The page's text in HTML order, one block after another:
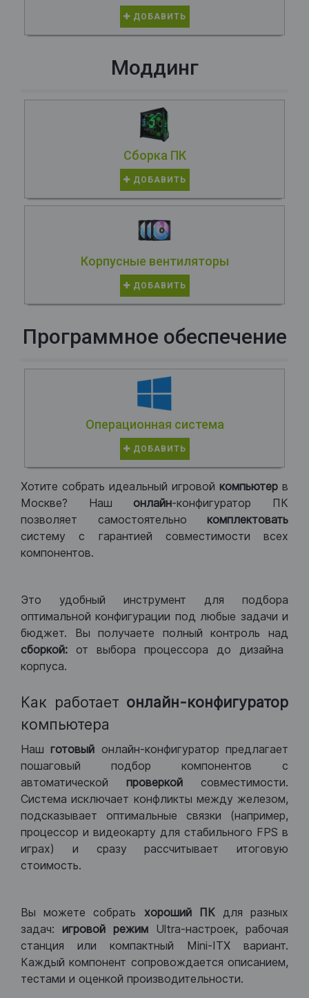
ДОБАВИТЬ
Моддинг
Сборка ПК
ДОБАВИТЬ
Корпусные вентиляторы
ДОБАВИТЬ
Программное обеспечение
Операционная система
ДОБАВИТЬ
Хотите собрать идеальный игровой компьютер в
Москве? Нашонлайн-конфигуратор ПК
позволяет самостоятельно комплектовать
систему с гарантией совместимости всех
компонентов.
Это удобный инструмент для подбора
оптимальной конфигурации под любые задачи и
бюджет. Вы получаете полный контроль над
сборкой: от выбора процессора до дизайна
корпуса.
Как работает онлайн-конфигуратор
компьютера
Нашготовый онлайн-конфигуратор предлагает
пошаговый подбор компонентов с
автоматической проверкой совместимости.
Система исключает конфликты между железом,
подсказывает оптимальные связки (например,
процессор и видеокарту для стабильного FPS в
играх) и сразу рассчитывает итоговую
стоимость.
Вы можете собрать хороший ПКдля разных
задач: игровой режим Ultra-настроек, рабочая
станция или компактный Mini-ITX вариант.
Каждый компонент сопровождается описанием,
тестами и оценкой производительности.